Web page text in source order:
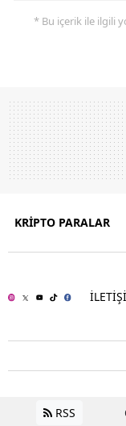
* Bu içerik ile ilgili
KRİPTO PARALAR
RSS